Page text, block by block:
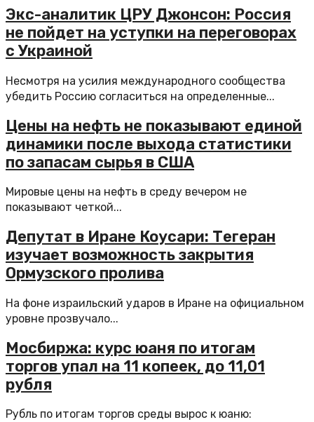
Экс-аналитик ЦРУ Джонсон: Россия
не пойдет на уступки на переговорах
с Украиной
Несмотря на усилия международного сообщества
убедить Россию согласиться на определенные...
Цены на нефть не показывают единой
динамики после выхода статистики
по запасам сырья в США
Мировые цены на нефть в среду вечером не
показывают четкой...
Депутат в Иране Коусари: Тегеран
изучает возможность закрытия
Ормузского пролива
На фоне израильский ударов в Иране на официальном
уровне прозвучало...
Мосбиржа: курс юаня по итогам
торгов упал на 11 копеек, до 11,01
рубля
Рубль по итогам торгов среды вырос к юаню: